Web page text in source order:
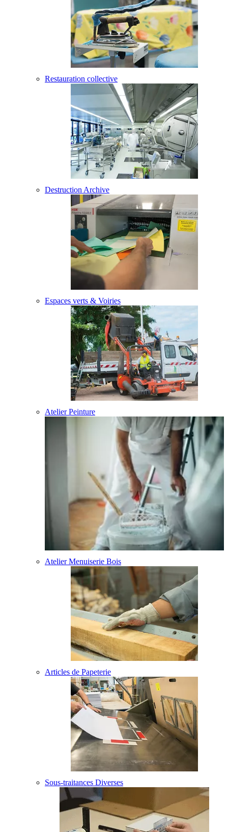
Restauration collective
Destruction Archive
Espaces verts & Voiries
Atelier Peinture
Atelier Menuiserie Bois
Articles de Papeterie
Sous-traitances Diverses